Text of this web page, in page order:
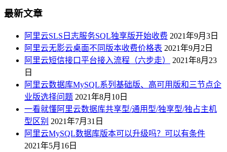
最新文章
阿里云SLS日志服务SQL独享版开始收费 2021年9月3日
阿里云无影云桌面不同版本收费价格表 2021年9月2日
阿里云短信接口平台接入流程（六步走）
2021年8月23
日
阿里云数据库MySQL系列基础版、高可用版和三节点企
业版选择问题 2021年8月10日
一看就懂阿里云数据库共享型/通用型/独享型/独占主机
型区别 2021年7月31日
阿里云MySQL数据库版本可以升级吗？可以有条件
2021年5月16日